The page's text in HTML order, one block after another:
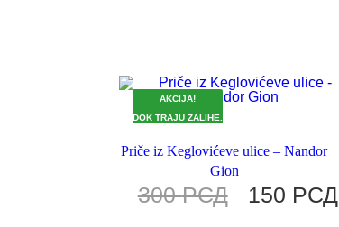
AKCIJA!
DOK TRAJU ZALIHE.
Priče iz Keglovićeve ulice – Nandor
Gion
300РСД 150 РСД